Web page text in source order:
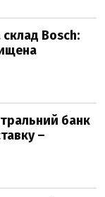
склад Bosch:
банк
–